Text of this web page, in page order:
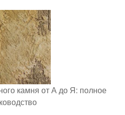
камня от А до Я: полное